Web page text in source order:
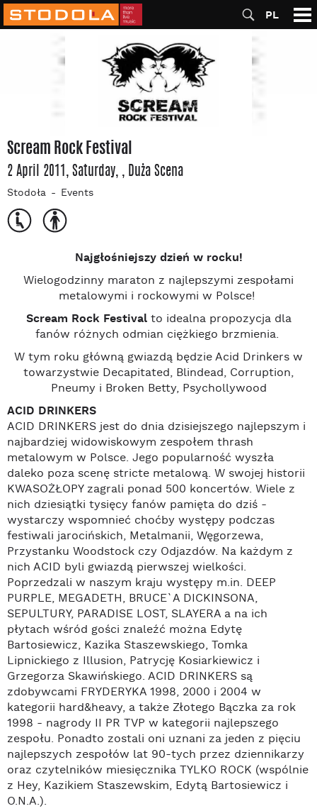
PL
Scream Rock Festival
2 April 2011, Saturday, , Duża Scena
Stodoła Events
Najgłośniejszy dzień w rocku!
Wielogodzinny maraton z najlepszymi zespołami
metalowymi i rockowymi w Polsce!
Scream Rock Festivalto idealna propozycja dla
fanów różnych odmian ciężkiego brzmienia.
W tym roku główną gwiazdą będzie Acid Drinkers w
towarzystwie Decapitated, Blindead, Corruption,
Pneumy i Broken Betty, Psychollywood
ACID DRINKERS
ACID DRINKERS jest do dnia dzisiejszego najlepszym i
najbardziej widowiskowym zespołem thrash
metalowym w Polsce. Jego popularność wyszła
daleko poza scenę stricte metalową. W swojej historii
KWASOŻŁOPY zagrali ponad 500 koncertów. Wiele z
nich dziesiątki tysięcy fanów pamięta do dziś -
wystarczy wspomnieć choćby występy podczas
festiwali jarocińskich, Metalmanii, Węgorzewa,
Przystanku Woodstock czy Odjazdów. Na każdym z
nich ACID byli gwiazdą pierwszej wielkości.
Poprzedzali w naszym kraju występy m.in. DEEP
PURPLE, MEGADETH, BRUCE`A DICKINSONA,
SEPULTURY, PARADISE LOST, SLAYERA a na ich
płytach wśród gości znaleźć można Edytę
Bartosiewicz, Kazika Staszewskiego, Tomka
Lipnickiego z Illusion, Patrycję Kosiarkiewicz i
Grzegorza Skawińskiego. ACID DRINKERS są
zdobywcami FRYDERYKA 1998, 2000 i 2004 w
kategorii hard&heavy, a także Złotego Bączka za rok
1998 - nagrody II PR TVP w kategorii najlepszego
zespołu. Ponadto zostali oni uznani za jeden z pięciu
najlepszych zespołów lat 90-tych przez dziennikarzy
oraz czytelników miesięcznika TYLKO ROCK (wspólnie
z Hey, Kazikiem Staszewskim, Edytą Bartosiewicz i
O.N.A.).